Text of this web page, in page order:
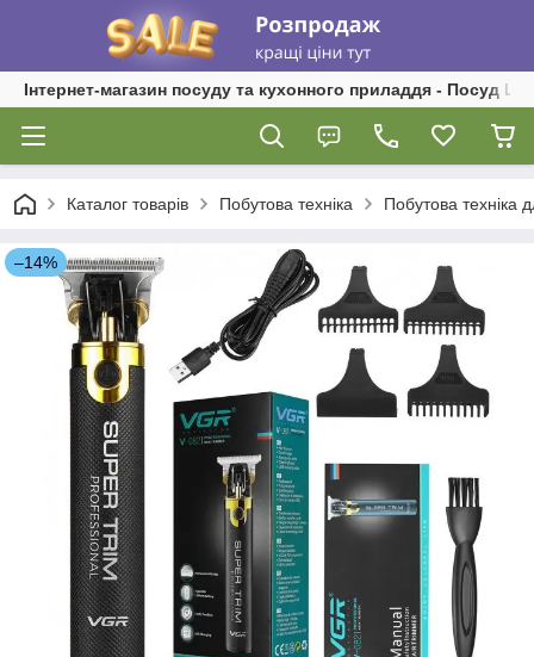
Інтернет-магазин посуду та кухонного приладдя - Посуд
Каталог товарів Побутова техніка Побутова техніка
–14%